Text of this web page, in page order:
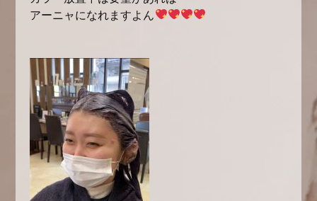
アーニャになれますよん